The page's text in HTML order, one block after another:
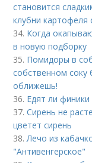
становится
клубни картофеля
34. Когда
в новую подборку
35. Помидоры в
собственном соку
оближешь!
36. Едят ли
37.Сирень не
цветет сирень
38.Лечо из
"Антивенгерское"